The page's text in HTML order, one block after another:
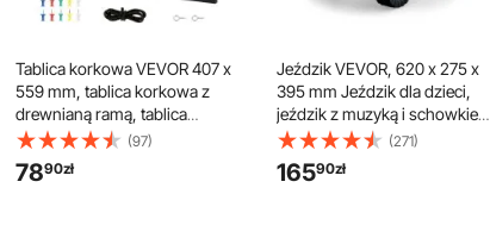
Tablica korkowa VEVOR 407 x
559 mm, tablica korkowa z
drewnianą ramą, tablica
korkowa, tablica korkowa - w
komplecie materiały
montażowe i pinezki,
(97)
7890zł
Jeździk VEVOR, 620 x 275 x
395 mm Jeździk dla dzieci,
jeździk z muzyką i schowkiem
pod siedzeniem, nośność 25
kg, chodzik dla dzieci w wieku
od 19 do 36 miesięcy, kolor
(271)
16590zł